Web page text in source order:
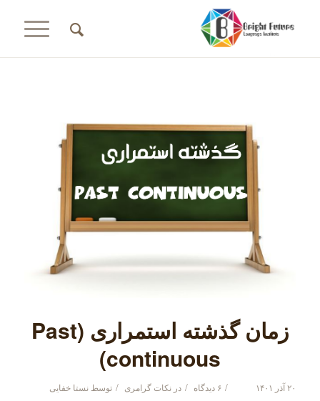
زمان گذشته استمراری (Past
continuous)
۲۰ آذر ۱۴۰۱ / ۶ دیدگاه / درنکات گرامری / توسطنستا خفایی